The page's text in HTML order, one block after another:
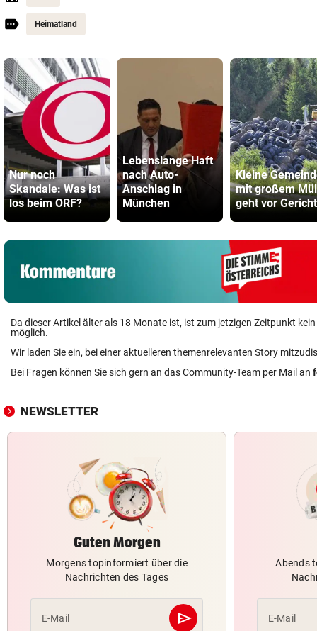
Heimatland
Nur noch
Skandale: Was ist
los beim ORF?
Lebenslange Haft
nach Auto-
Anschlag in
München
Kleine
mit großem
geht vor Gericht
Da dieser Artikel älter als 18 Monate ist, ist zum jetzigen Zeitpunkt
möglich.
Wir laden Sie ein, bei einer aktuelleren themenrelevanten Story
Bei Fragen können Sie sich gern an das Community-Team per Mail an
NEWSLETTER
Guten Morgen
Morgens topinformiert über die
Nachrichten des Tages
E-Mail send
Abschicken
Abends
E-Mail